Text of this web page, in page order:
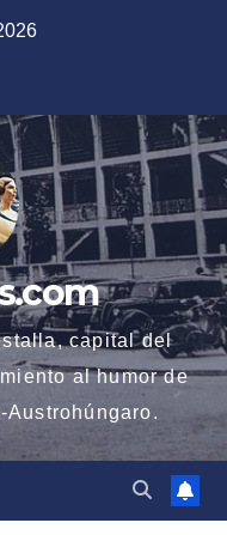
capital del
al humor de